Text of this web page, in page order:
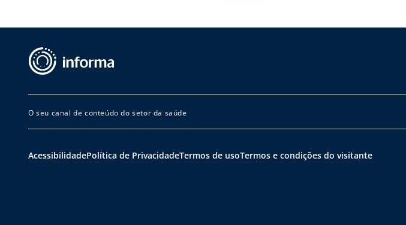
O seu canal de conteúdo do setor da saúde
AcessibilidadePolítica de PrivacidadeTermos de usoTermos e condições do visitante